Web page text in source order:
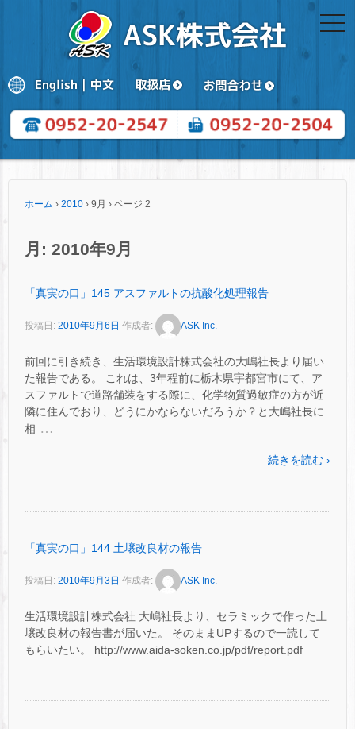
ホーム › 2010 › 9月 › ページ 2
月: 2010年9月
「真実の口」145 アスファルトの抗酸化処理報告
投稿日: 2010年9月6日 作成者: ASK Inc.
前回に引き続き、生活環境設計株式会社の大嶋社長より届い
た報告である。 これは、3年程前に栃木県宇都宮市にて、ア
スファルトで道路舗装をする際に、化学物質過敏症の方が近
隣に住んでおり、どうにかならないだろうか？と大嶋社長に
相 …
続きを読む ›
「真実の口」144 土壌改良材の報告
投稿日: 2010年9月3日 作成者: ASK Inc.
生活環境設計株式会社 大嶋社長より、セラミックで作った土
壌改良材の報告書が届いた。 そのままUPするので一読して
もらいたい。 http://www.aida-soken.co.jp/pdf/report.pdf